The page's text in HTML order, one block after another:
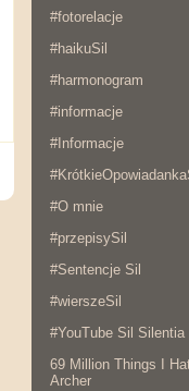
#fotorelacje
#haikuSil
#harmonogram
#informacje
#Informacje
#O mnie
#przepisySil
#Sentencje Sil
#wierszeSil
#YouTube Sil Silentia
69 Million Things I
Archer